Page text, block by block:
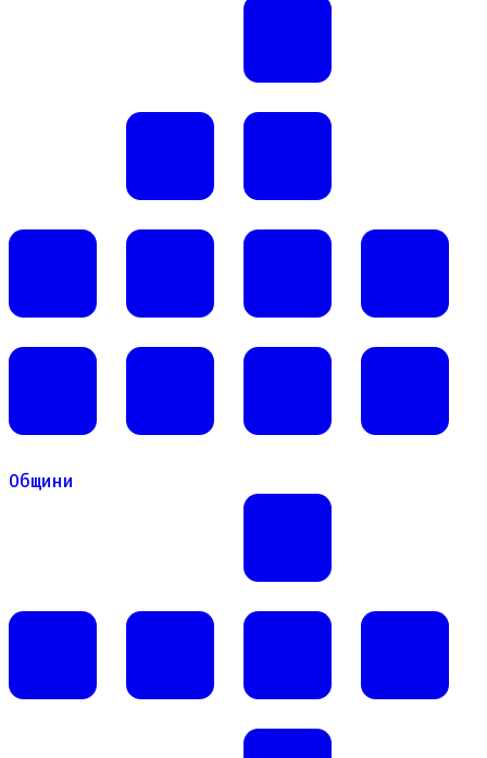
Карта на велосипедни алеи
Общини